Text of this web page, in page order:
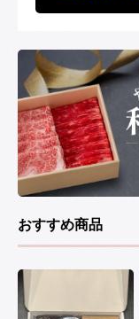
おすすめ商品